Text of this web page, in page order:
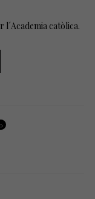
l´Academia catòlica.
0